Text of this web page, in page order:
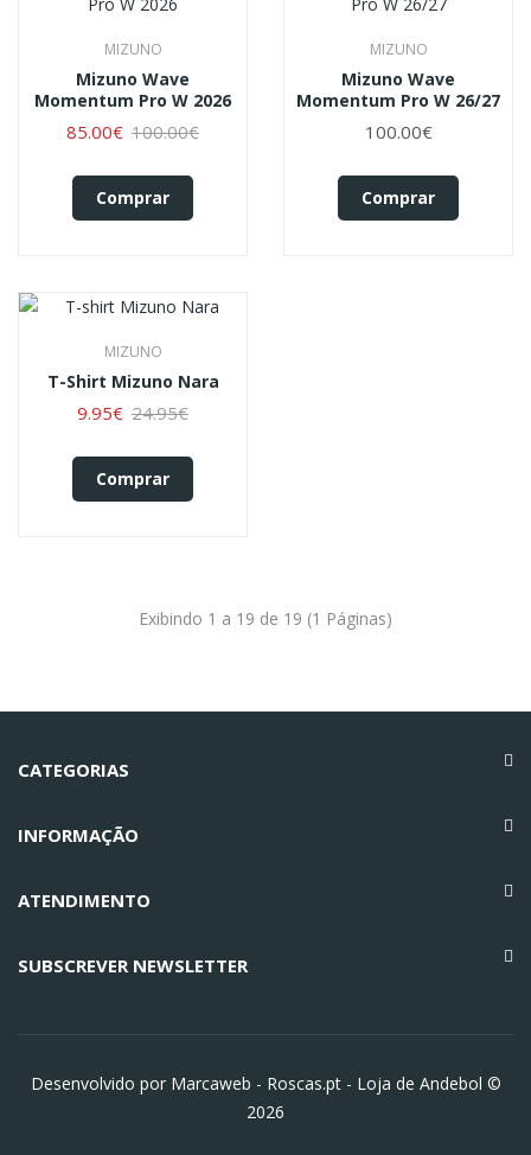
MIZUNO
Mizuno Wave
Momentum Pro W 2026
85.00€ 100.00€
Comprar
MIZUNO
Mizuno Wave
Momentum Pro W 26/27
100.00€
Comprar
MIZUNO
T-Shirt Mizuno Nara
9.95€ 24.95€
Comprar
Exibindo 1 a 19 de 19 (1 Páginas)
CATEGORIAS
INFORMAÇÃO
ATENDIMENTO
SUBSCREVER NEWSLETTER
Desenvolvido por Marcaweb - Roscas.pt - Loja de Andebol ©
2026